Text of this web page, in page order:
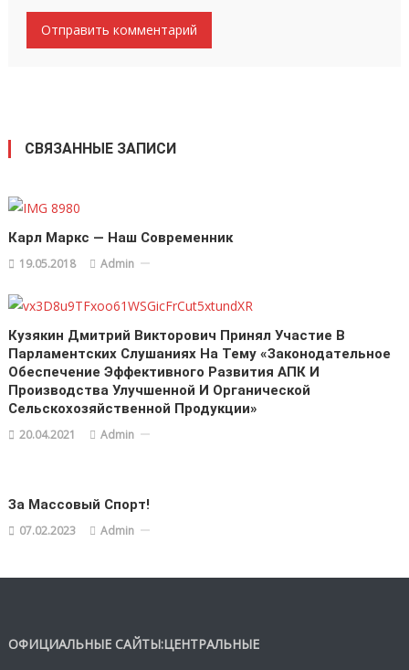
СВЯЗАННЫЕ ЗАПИСИ
Карл Маркс — Наш Современник
19.05.2018 Admin
Кузякин Дмитрий Викторович Принял Участие В
Парламентских Слушаниях На Тему «Законодательное
Обеспечение Эффективного Развития АПК И
Производства Улучшенной И Органической
Сельскохозяйственной Продукции»
20.04.2021 Admin
За Массовый Спорт!
07.02.2023 Admin
ОФИЦИАЛЬНЫЕ САЙТЫ:ЦЕНТРАЛЬНЫЕ